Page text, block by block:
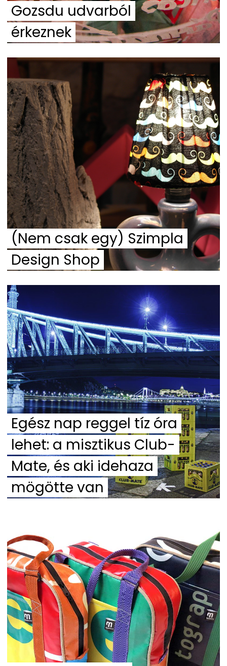
Gozsdu udvarból
érkeznek
(Nem csak egy) Szimpla
Design Shop
Egész nap reggel tíz óra
lehet: a misztikus Club-
Mate, és aki idehaza
mögötte van